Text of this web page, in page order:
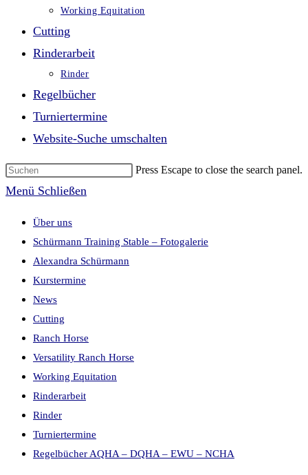
Working Equitation
Cutting
Rinderarbeit
Rinder
Regelbücher
Turniertermine
Website-Suche umschalten
Press Escape to close the search panel.
Menü Schließen
Über uns
Schürmann Training Stable – Fotogalerie
Alexandra Schürmann
Kurstermine
News
Cutting
Ranch Horse
Versatility Ranch Horse
Working Equitation
Rinderarbeit
Rinder
Turniertermine
Regelbücher AQHA – DQHA – EWU – NCHA